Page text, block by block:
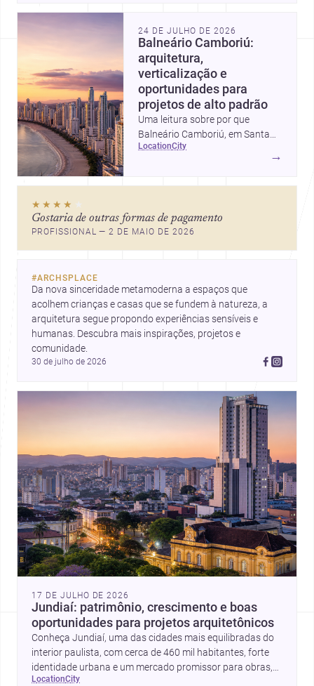
24 DE JULHO DE 2026
Balneário Camboriú:
arquitetura,
verticalização e
oportunidades para
projetos de alto padrão
Uma leitura sobre por que
Balneário Camboriú, em Santa
Catarina, virou referência em
location city
→
★★★★ ★
Gostaria de outras formas de pagamento
PROFISSIONAL — 2 DE MAIO DE 2026
#ARCHSPLACE
Da nova sinceridade metamoderna a espaços que
acolhem crianças e casas que se fundem à natureza, a
arquitetura segue propondo experiências sensíveis e
humanas. Descubra mais inspirações, projetos e
comunidade.
30 de julho de 2026
17 DE JULHO DE 2026
Jundiaí: patrimônio, crescimento e boas
oportunidades para projetos arquitetônicos
Conheça Jundiaí, uma das cidades mais equilibradas do
interior paulista, com cerca de 460 mil habitantes, forte
identidade urbana e um mercado promissor para obras,
reformas e projetos de arquitetura e design.
location city